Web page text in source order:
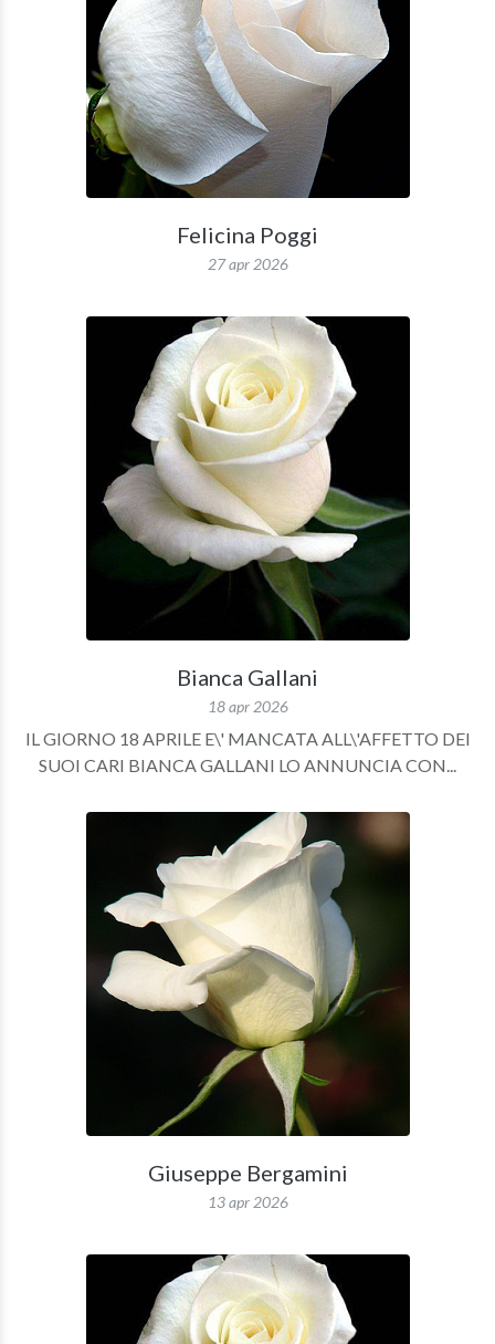
Felicina Poggi
27 apr 2026
Bianca Gallani
18 apr 2026
IL GIORNO 18 APRILE E\' MANCATA ALL\'AFFETTO DEI
SUOI CARI BIANCA GALLANI LO ANNUNCIA CON...
Giuseppe Bergamini
13 apr 2026